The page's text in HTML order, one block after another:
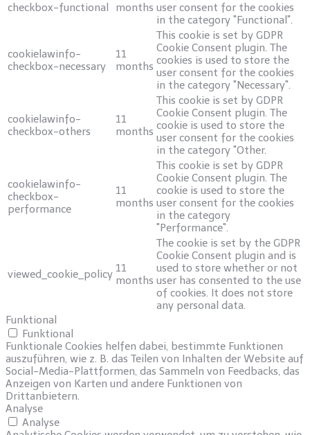
checkbox-functional
months user consent for the cookies
in the category "Functional".
cookielawinfo-
checkbox-necessary
11
months
This cookie is set by GDPR
Cookie Consent plugin. The
cookies is used to store the
user consent for the cookies
in the category "Necessary".
cookielawinfo-
checkbox-others
11
months
This cookie is set by GDPR
Cookie Consent plugin. The
cookie is used to store the
user consent for the cookies
in the category "Other.
cookielawinfo-
checkbox-
performance
11
months
This cookie is set by GDPR
Cookie Consent plugin. The
cookie is used to store the
user consent for the cookies
in the category
"Performance".
viewed_cookie_policy 11
months
The cookie is set by the GDPR
Cookie Consent plugin and is
used to store whether or not
user has consented to the use
of cookies. It does not store
any personal data.
Funktional
Funktional
Funktionale Cookies helfen dabei, bestimmte Funktionen
auszuführen, wie z. B. das Teilen von Inhalten der Website auf
Social-Media-Plattformen, das Sammeln von Feedbacks, das
Anzeigen von Karten und andere Funktionen von
Drittanbietern.
Analyse
Analyse